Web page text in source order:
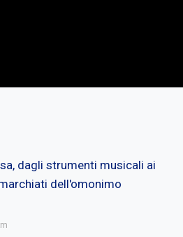
dagli strumenti musicali ai
dell'omonimo